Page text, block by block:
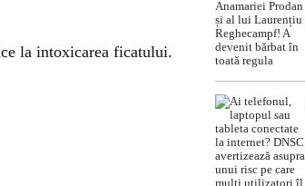
la intoxicarea ficatului.